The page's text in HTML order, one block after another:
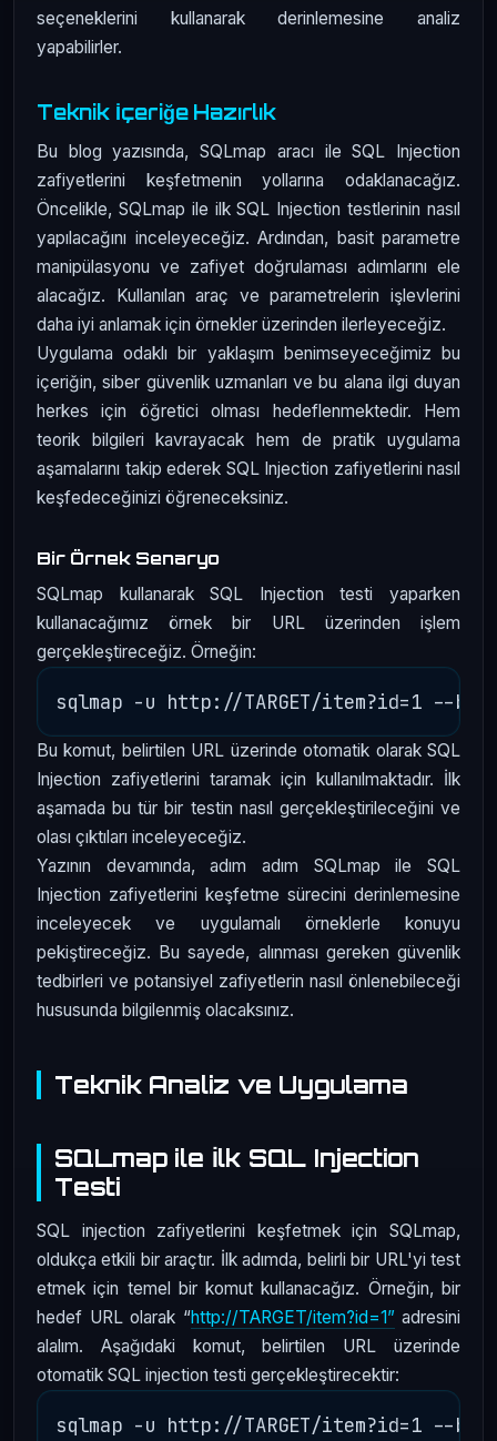
seçeneklerini kullanarak derinlemesine analiz
yapabilirler.
Teknik İçeriğe Hazırlık
Bu blog yazısında, SQLmap aracı ile SQL Injection
zafiyetlerini keşfetmenin yollarına odaklanacağız.
Öncelikle, SQLmap ile ilk SQL Injection testlerinin nasıl
yapılacağını inceleyeceğiz. Ardından, basit parametre
manipülasyonu ve zafiyet doğrulaması adımlarını ele
alacağız. Kullanılan araç ve parametrelerin işlevlerini
daha iyi anlamak için örnekler üzerinden ilerleyeceğiz.
Uygulama odaklı bir yaklaşım benimseyeceğimiz bu
içeriğin, siber güvenlik uzmanları ve bu alana ilgi duyan
herkes için öğretici olması hedeflenmektedir. Hem
teorik bilgileri kavrayacak hem de pratik uygulama
aşamalarını takip ederek SQL Injection zafiyetlerini nasıl
keşfedeceğinizi öğreneceksiniz.
Bir Örnek Senaryo
SQLmap kullanarak SQL Injection testi yaparken
kullanacağımız örnek bir URL üzerinden işlem
gerçekleştireceğiz. Örneğin:
Bu komut, belirtilen URL üzerinde otomatik olarak SQL
Injection zafiyetlerini taramak için kullanılmaktadır. İlk
aşamada bu tür bir testin nasıl gerçekleştirileceğini ve
olası çıktıları inceleyeceğiz.
Yazının devamında, adım adım SQLmap ile SQL
Injection zafiyetlerini keşfetme sürecini derinlemesine
inceleyecek ve uygulamalı örneklerle konuyu
pekiştireceğiz. Bu sayede, alınması gereken güvenlik
tedbirleri ve potansiyel zafiyetlerin nasıl önlenebileceği
hususunda bilgilenmiş olacaksınız.
Teknik Analiz ve Uygulama
SQLmap ile İlk SQL Injection
Testi
SQL injection zafiyetlerini keşfetmek için SQLmap,
oldukça etkili bir araçtır. İlk adımda, belirli bir URL'yi test
etmek için temel bir komut kullanacağız. Örneğin, bir
hedef URL olarak “http://TARGET/item?id=1”adresini
alalım. Aşağıdaki komut, belirtilen URL üzerinde
otomatik SQL injection testi gerçekleştirecektir: